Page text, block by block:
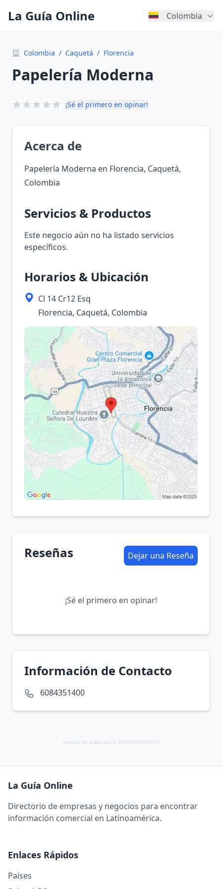
La Guía Online Colombia
Colombia / Caquetá / Florencia
Papelería Moderna
¡Sé el primero en opinar!
Acerca de
Papelería Moderna en Florencia, Caquetá,
Colombia
Servicios & Productos
Este negocio aún no ha listado servicios
específicos.
Horarios & Ubicación
Cl 14 Cr12 Esq
Florencia, Caquetá, Colombia
Reseñas Dejar una Reseña
¡Sé el primero en opinar!
Información de Contacto
6084351400
versión de publicación 20260809020519
La Guía Online
Directorio de empresas y negocios para encontrar
información comercial en Latinoamérica.
Enlaces Rápidos
Países